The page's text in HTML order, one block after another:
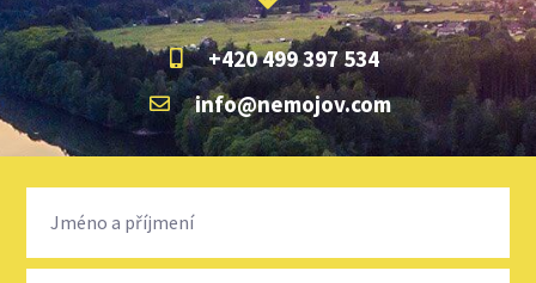
+420 499 397 534
info@nemojov.com